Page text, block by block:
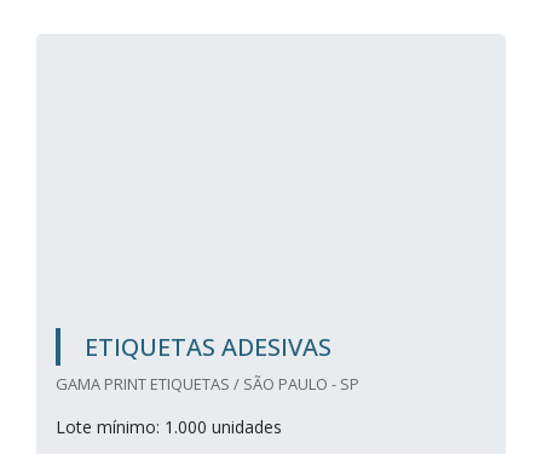
ETIQUETAS ADESIVAS
GAMA PRINT ETIQUETAS / SÃO PAULO - SP
Lote mínimo: 1.000 unidades